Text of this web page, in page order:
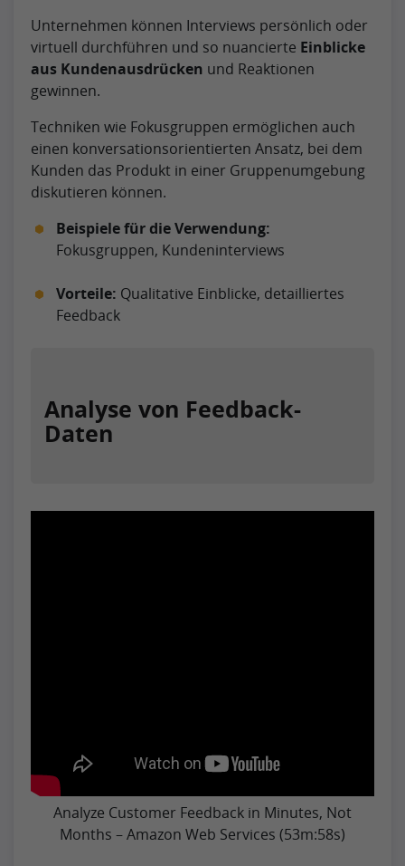
Unternehmen können Interviews persönlich oder
virtuell durchführen und so nuancierte Einblicke
aus Kundenausdrücken und Reaktionen
gewinnen.
Techniken wie Fokusgruppen ermöglichen auch
einen konversationsorientierten Ansatz, bei dem
Kunden das Produkt in einer Gruppenumgebung
diskutieren können.
Beispiele für die Verwendung:
Fokusgruppen, Kundeninterviews
Vorteile: Qualitative Einblicke, detailliertes
Feedback
Analyse von Feedback-
Daten
Analyze Customer Feedback in Minutes, Not
Months – Amazon Web Services (53m:58s)